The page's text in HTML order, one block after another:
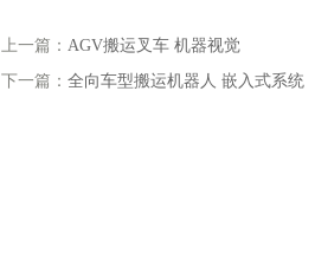
上一篇： AGV搬运叉车 机器视觉
下一篇： 全向车型搬运机器人 嵌入式系统